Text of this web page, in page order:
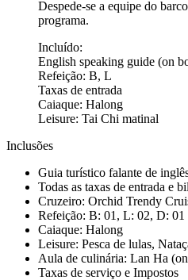
Despede-se a equipe do
programa.
Incluído:
English speaking guide (on
Refeição: B, L
Taxas de entrada
Caiaque: Halong
Leisure: Tai Chi matinal
Inclusões
Guia turístico falante de
Todas as taxas de entrada e
Cruzeiro: Orchid Trendy
Refeição: B: 01, L: 02, D: 01
Caiaque: Halong
Leisure: Pesca de lulas,
Aula de culinária: Lan Ha
Taxas de serviço e Impostos